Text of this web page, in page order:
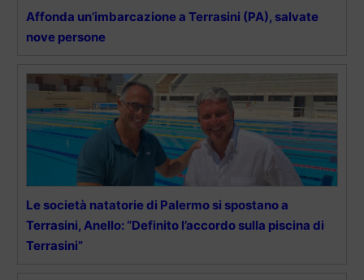
Affonda un’imbarcazione a Terrasini (PA), salvate
nove persone
Le società natatorie di Palermo si spostano a
Terrasini, Anello: “Definito l’accordo sulla piscina di
Terrasini”